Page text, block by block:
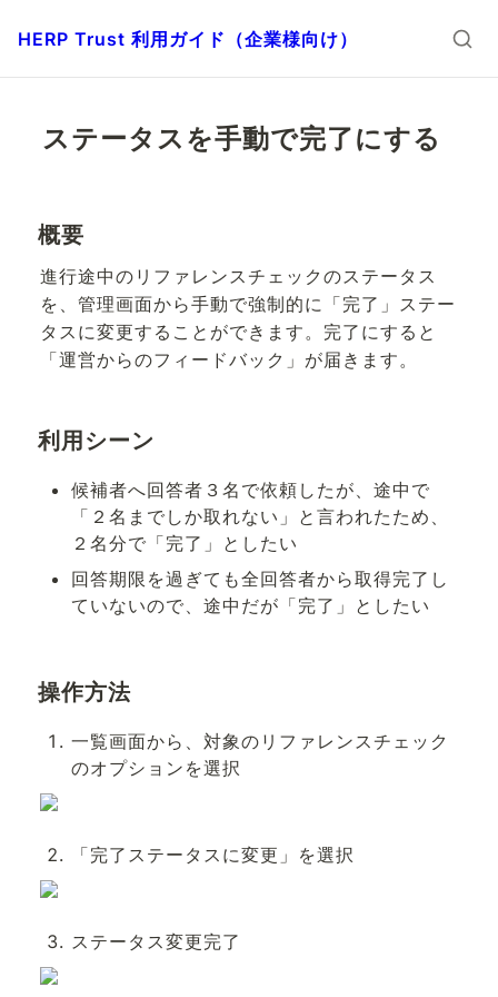
HERP Trust 利用ガイド（企業様向け）
ステータスを手動で完了にする
概要
進行途中のリファレンスチェックのステータス
を、管理画面から手動で強制的に「完了」ステー
タスに変更することができます。完了にすると
「運営からのフィードバック」が届きます。
利用シーン
候補者へ回答者３名で依頼したが、途中で
「２名までしか取れない」と言われたため、
２名分で「完了」としたい
回答期限を過ぎても全回答者から取得完了し
ていないので、途中だが「完了」としたい
操作方法
一覧画面から、対象のリファレンスチェック
のオプションを選択
「完了ステータスに変更」を選択
ステータス変更完了